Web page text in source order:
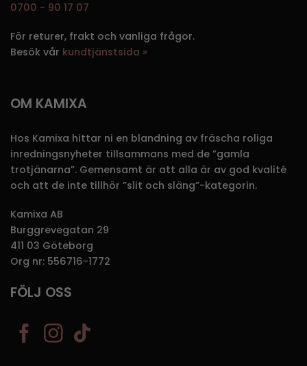
0700 - 90 17 07
För returer, frakt och vanliga frågor.
Besök vår kundtjänstsida »
OM KAMIXA
Hos Kamixa hittar ni en blandning av fräscha roliga
inredningsnyheter tillsammans med de ”gamla
trotjänarna”. Gemensamt är att alla är av god kvalité
och att de inte tillhör ”slit och släng”-kategorin.
Kamixa AB
Burggrevegatan 29
411 03 Göteborg
Org nr: 556716-1772
FÖLJ OSS